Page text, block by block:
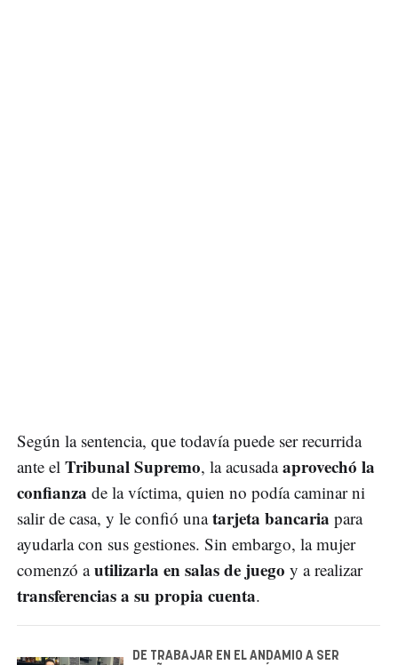
Según la sentencia, que todavía puede ser recurrida
ante el Tribunal Supremo, la acusadaaprovechó la
confianza de la víctima, quien no podía caminar ni
salir de casa, y le confió unatarjeta bancaria para
ayudarla con sus gestiones. Sin embargo, la mujer
comenzó autilizarla en salas de juego y a realizar
transferencias a su propia cuenta.
DE TRABAJAR EN EL ANDAMIO A SER